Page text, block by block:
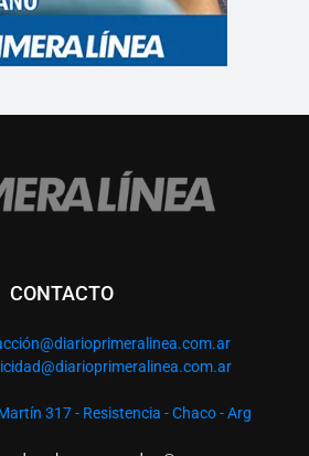
CONTACTO
n@diarioprimeralinea.com.ar
317 - Resistencia - Chaco - Arg